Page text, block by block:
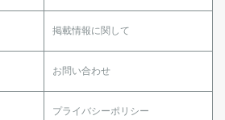
掲載情報に関して
お問い合わせ
プライバシーポリシー